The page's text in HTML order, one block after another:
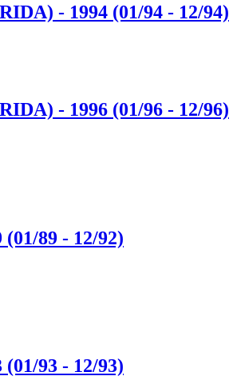
- 1994 (01/94 - 12/94)
- 1996 (01/96 - 12/96)
89 - 12/92)
93 - 12/93)